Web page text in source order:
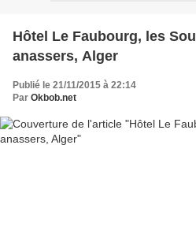
Hôtel Le Faubourg, les
anassers, Alger
Publié le 21/11/2015 à 22:14
Par Okbob.net